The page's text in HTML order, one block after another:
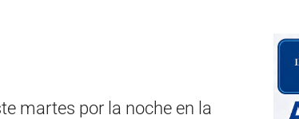
martes por la noche en la